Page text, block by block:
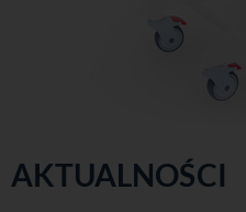
AKTUALNOŚCI